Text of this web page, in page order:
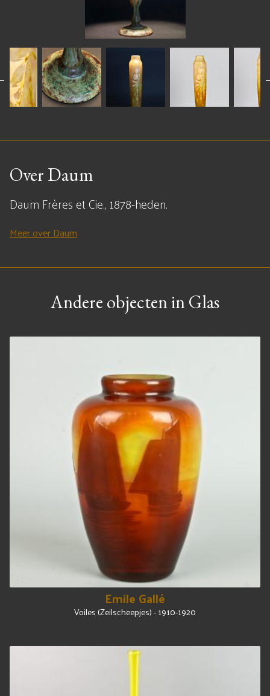
Over Daum
Daum Frères et Cie., 1878-heden.
Meer over Daum
Andere objecten in Glas
Emile Gallé
Voiles (Zeilscheepjes) - 1910-1920